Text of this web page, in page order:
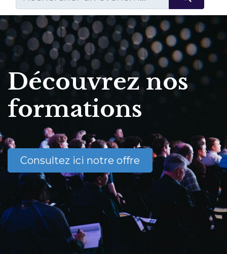
Découvrez nos
formations
Consultez ici notre offre